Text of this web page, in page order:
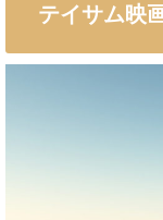
テイサム映